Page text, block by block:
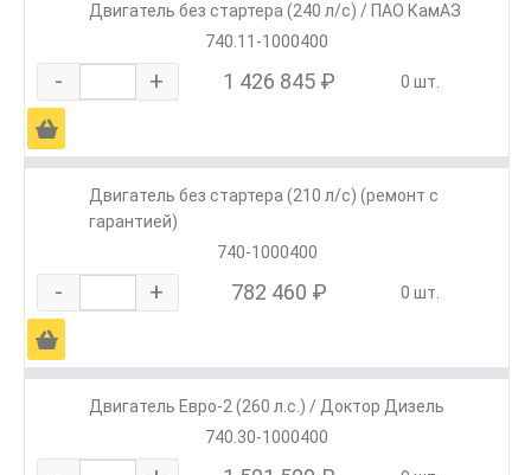
Двигатель без стартера (240 л/с) / ПАО КамАЗ
740.11-1000400
- + 1 426 845 ₽ 0 шт.
Ä
Двигатель без стартера (210 л/с) (ремонт с
гарантией)
740-1000400
- + 782 460 ₽ 0 шт.
Ä
Двигатель Евро-2 (260 л.с.) / Доктор Дизель
740.30-1000400